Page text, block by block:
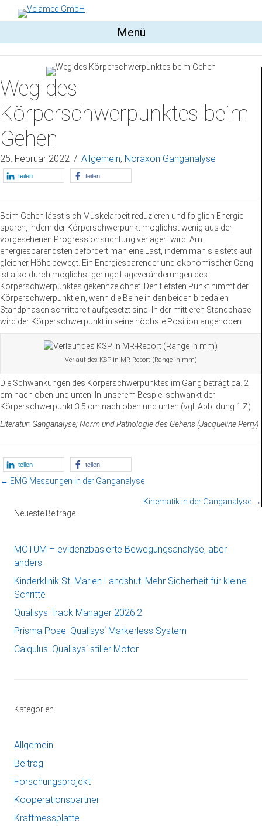
Menü
Weg des
Körperschwerpunktes beim
Gehen
25. Februar 2022 / Allgemein, Noraxon Ganganalyse
teilen teilen
Beim Gehen lässt sich Muskelarbeit reduzieren und folglich Energie
sparen, indem der Körperschwerpunkt möglichst wenig aus der
vorgesehenen Progressionsrichtung verlagert wird. Am
energiesparendsten befördert man eine Last, indem man sie stets auf
gleicher Höhe bewegt. Ein Energiesparender und ökonomischer Gang
ist also durch möglichst geringe Lageveränderungen des
Körperschwerpunktes gekennzeichnet. Den tiefsten Punkt nimmt der
Körperschwerpunkt ein, wenn die Beine in den beiden bipedalen
Standphasen schrittbreit aufgesetzt sind. In der mittleren Standphase
wird der Körperschwerpunkt in seine höchste Position angehoben.
Verlauf des KSP in MR-Report (Range in mm)
Die Schwankungen des Körperschwerpunktes im Gang beträgt ca. 2
cm nach oben und unten. In unserem Bespiel schwankt der
Körperschwerpunkt 3.5 cm nach oben und unten (vgl. Abbildung 1 Z).
Literatur: Ganganalyse; Norm und Pathologie des Gehens (Jacqueline Perry)
teilen teilen
Posts
navigation
← EMG Messungen in der Ganganalyse
Kinematik in der Ganganalyse →
Neueste Beiträge
MOTUM – evidenzbasierte Bewegungsanalyse, aber
anders
Kinderklinik St. Marien Landshut: Mehr Sicherheit für kleine
Schritte
Qualisys Track Manager 2026.2
Prisma Pose: Qualisys‘ Markerless System
Calqulus: Qualisys‘ stiller Motor
Kategorien
Allgemein
Beitrag
Forschungsprojekt
Kooperationspartner
Kraftmessplatte